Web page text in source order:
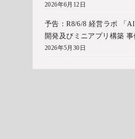
2026年6月12日
予告：R8/6/8 経営ラボ 「
開発及びミニアプリ構築
2026年5月30日